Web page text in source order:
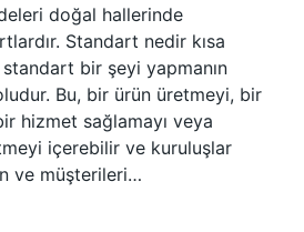
doğal hallerinde
Standart nedir kısa
bir şeyi yapmanın
Bu, bir ürün üretmeyi, bir
hizmet sağlamayı veya
içerebilir ve kuruluşlar
ve müşterileri…